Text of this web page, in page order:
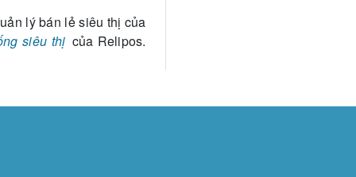
lý bán lẻ siêu thị của
siêu thị của Relipos.